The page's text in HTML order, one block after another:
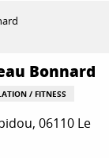
Bonnard
/ FITNESS
06110 Le